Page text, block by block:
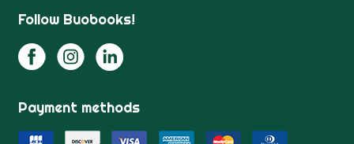
Follow Buobooks!
Payment methods